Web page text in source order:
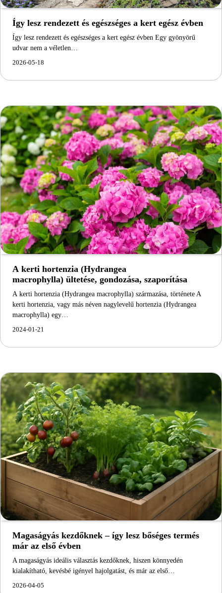
Így lesz rendezett és egészséges a kert egész évben
Így lesz rendezett és egészséges a kert egész évben Egy gyönyörű
udvar nem a véletlen…
2026-05-18
A kerti hortenzia (Hydrangea
macrophylla) ültetése, gondozása, szaporítása
A kerti hortenzia (Hydrangea macrophylla) származása, története A
kerti hortenzia, vagy más néven nagylevelű hortenzia (Hydrangea
macrophylla) egy…
2024-01-21
Magaságyás kezdőknek – így lesz bőséges termés
már az első évben
A magaságyás ideális választás kezdőknek, hiszen könnyedén
kialakítható, kevésbé igényel hajolgatást, és már az első…
2026-04-05